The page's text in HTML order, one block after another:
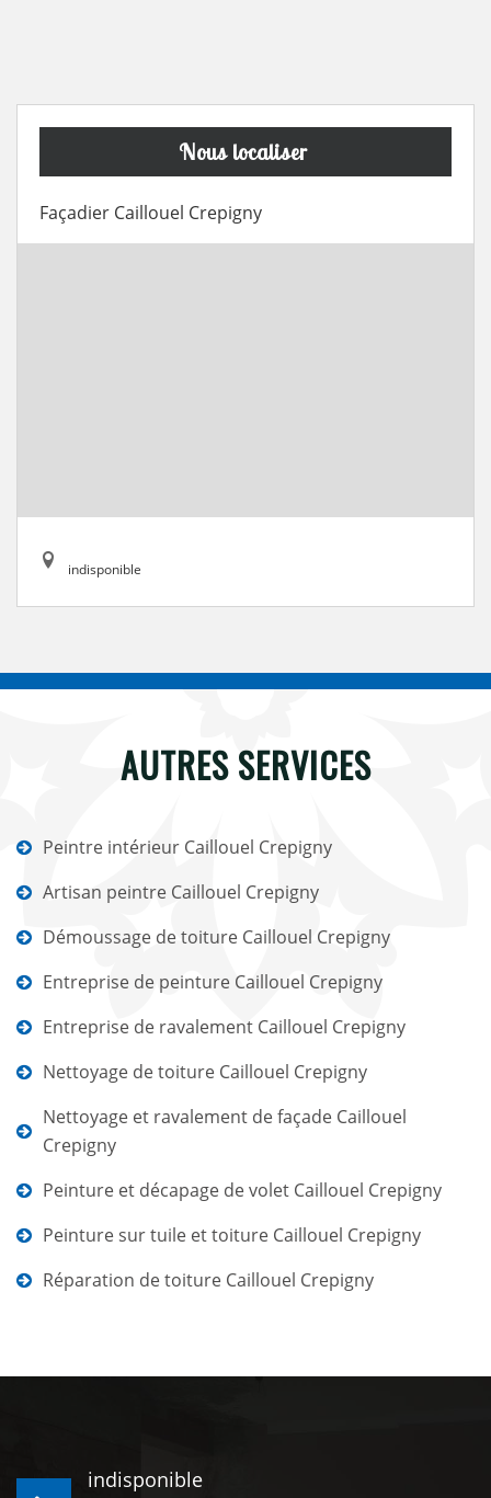
Nous localiser
Façadier Caillouel Crepigny
indisponible
AUTRES SERVICES
Peintre intérieur Caillouel Crepigny
Artisan peintre Caillouel Crepigny
Démoussage de toiture Caillouel Crepigny
Entreprise de peinture Caillouel Crepigny
Entreprise de ravalement Caillouel Crepigny
Nettoyage de toiture Caillouel Crepigny
Nettoyage et ravalement de façade Caillouel
Crepigny
Peinture et décapage de volet Caillouel Crepigny
Peinture sur tuile et toiture Caillouel Crepigny
Réparation de toiture Caillouel Crepigny
indisponible